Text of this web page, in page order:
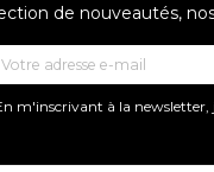
de nouveautés,
m'inscrivant à la